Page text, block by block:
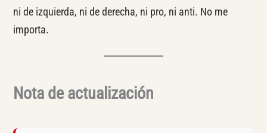
ni de izquierda, ni de derecha, ni pro, ni anti. No me
importa.
Nota de actualización